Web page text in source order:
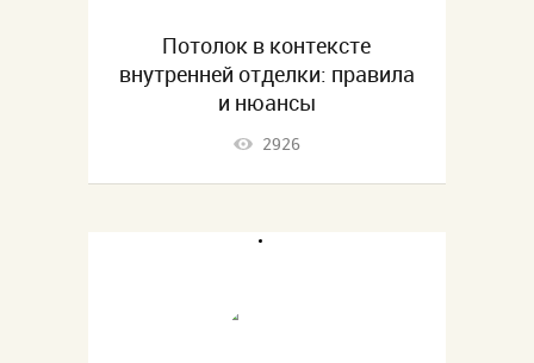
Потолок в контексте
внутренней отделки: правила
и нюансы
2926